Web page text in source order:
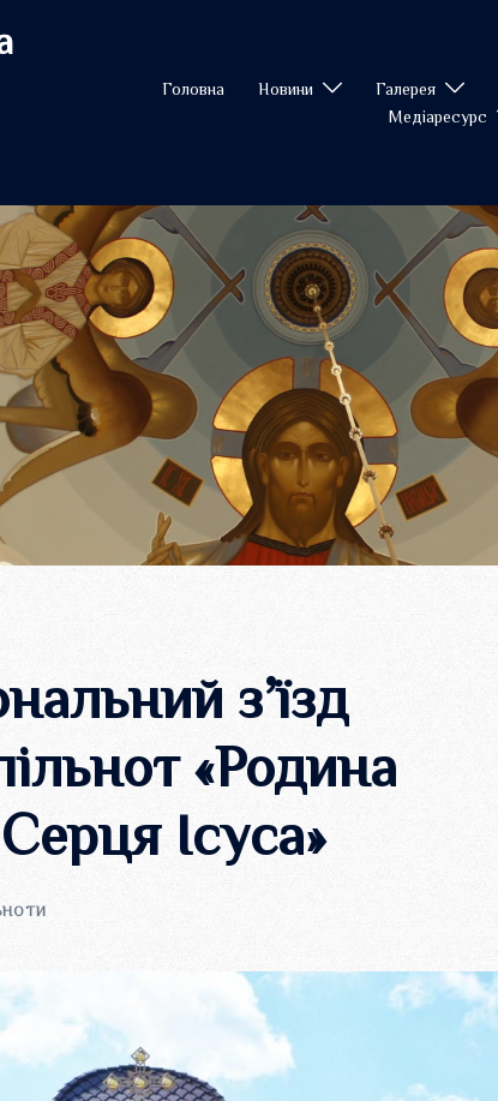
Головна Новини Галерея
Медіаресурс
з’їзд
«Родина
Ісуса»